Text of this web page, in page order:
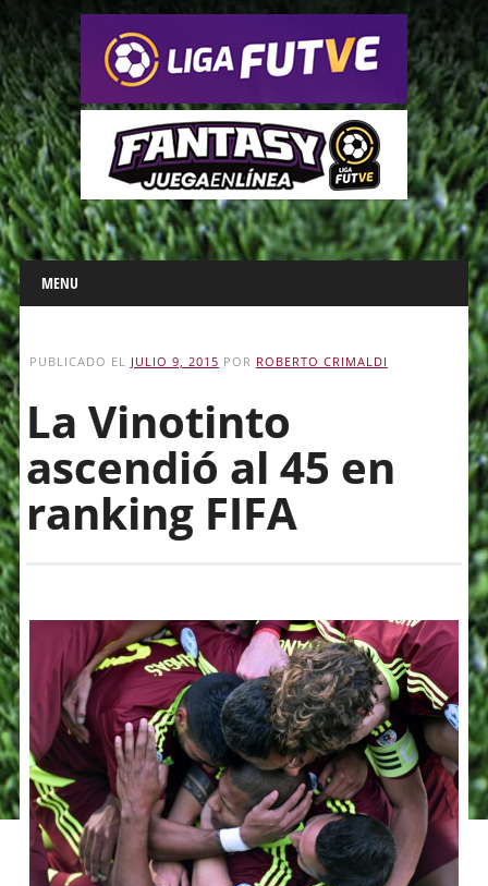
Main menu
Skip
to
content
MENU
PUBLICADO EL JULIO 9, 2015 POR ROBERTO CRIMALDI
La Vinotinto
ascendió al 45 en
ranking FIFA